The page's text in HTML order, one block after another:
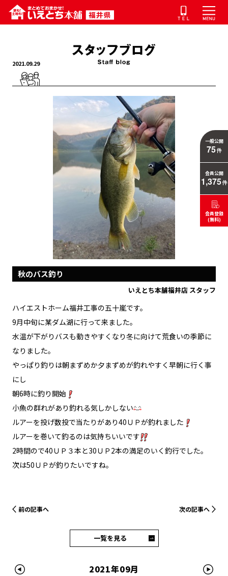
2021.09.29
秋のバス釣り
いえとち本舗福井店 スタッフ
ハイエストホーム福井工事の五十嵐です。
9月中旬に某ダム湖に行って来ました。
水温が下がりバスも動きやすくなり冬に向けて荒食いの季節に
なりました。
やっぱり釣りは朝まずめか夕まずめが釣れやすく早朝に行く事
にし
朝6時に釣り開始
小魚の群れがあり釣れる気しかしない
ルアーを投げ数投で当たりがあり40ＵＰが釣れました
ルアーを巻いて釣るのは気持ちいいです
2時間ので40ＵＰ３本と30ＵＰ2本の満足のいく釣行でした。
次は50ＵＰが釣りたいですね。
前の記事へ
一覧を見る
次の記事へ
2021年09月
一般公開
75件
会員公開
1,375件
会員登録
(無料)